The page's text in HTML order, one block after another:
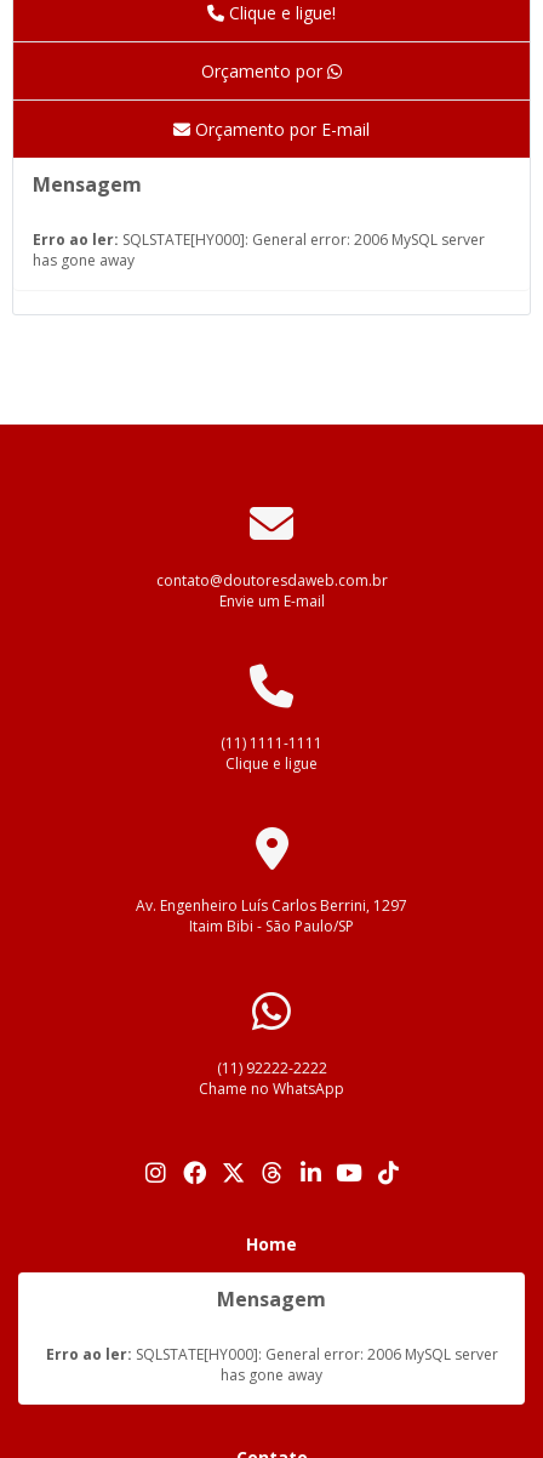
Clique e ligue!
Orçamento por
Orçamento por E-mail
Mensagem
Erro ao ler: SQLSTATE[HY000]: General error: 2006 MySQL server
has gone away
contato@doutoresdaweb.com.br
Envie um E-mail
(11) 1111-1111
Clique e ligue
Av. Engenheiro Luís Carlos Berrini, 1297
Itaim Bibi - São Paulo/SP
(11) 92222-2222
Chame no WhatsApp
Home
Mensagem
Erro ao ler: SQLSTATE[HY000]: General error: 2006 MySQL server
has gone away